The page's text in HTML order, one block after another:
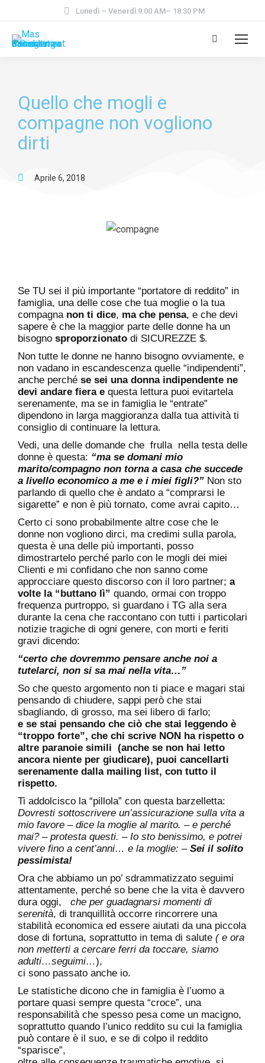
Lunedì – Venerdì 9:00 AM– 18:30 PM
Quello che mogli e
compagne non vogliono
dirti
Aprile 6, 2018
Se TU sei il più importante “portatore di reddito” in
famiglia, una delle cose che tua moglie o la tua
compagna non ti dice, ma che pensa, e che devi
sapere è che la maggior parte delle donne ha un
bisogno sproporzionato di SICUREZZE $.
Non tutte le donne ne hanno bisogno ovviamente, e
non vadano in escandescenza quelle “indipendenti”,
anche perché se sei una donna indipendente ne
devi andare fiera e questa lettura puoi evitartela
serenamente, ma se in famiglia le “entrate”
dipendono in larga maggioranza dalla tua attività ti
consiglio di continuare la lettura.
Vedi, una delle domande che frulla nella testa delle
donne è questa: “ma se domani mio
marito/compagno non torna a casa che succede
a livello economico a me e i miei figli?” Non sto
parlando di quello che è andato a “comprarsi le
sigarette” e non è più tornato, come avrai capito…
Certo ci sono probabilmente altre cose che le
donne non vogliono dirci, ma credimi sulla parola,
questa è una delle più importanti, posso
dimostrartelo perché parlo con le mogli dei miei
Clienti e mi confidano che non sanno come
approcciare questo discorso con il loro partner; a
volte la “buttano lì” quando, ormai con troppo
frequenza purtroppo, si guardano i TG alla sera
durante la cena che raccontano con tutti i particolari
notizie tragiche di ogni genere, con morti e feriti
gravi dicendo:
“certo che dovremmo pensare anche noi a
tutelarci, non si sa mai nella vita…”
So che questo argomento non ti piace e magari stai
pensando di chiudere, sappi però che stai
sbagliando, di grosso, ma sei libero di farlo;
e se stai pensando che ciò che stai leggendo è
“troppo forte”, che chi scrive NON ha rispetto o
altre paranoie simili (anche se non hai letto
ancora niente per giudicare), puoi cancellarti
serenamente dalla mailing list, con tutto il
rispetto.
Ti addolcisco la “pillola” con questa barzelletta:
Dovresti sottoscrivere un’assicurazione sulla vita a
mio favore – dice la moglie al marito. – e perché
mai? – protesta questi. – Io sto benissimo, e potrei
vivere fino a cent’anni… e la moglie: – Sei il solito
pessimista!
Ora che abbiamo un po’ sdrammatizzato seguimi
attentamente, perché so bene che la vita è davvero
dura oggi, che per guadagnarsi momenti di
serenità, di tranquillità occorre rincorrere una
stabilità economica ed essere aiutati da una piccola
dose di fortuna, soprattutto in tema di salute ( e ora
non metterti a cercare ferri da toccare, siamo
adulti…seguimi…),
ci sono passato anche io.
Le statistiche dicono che in famiglia è l’uomo a
portare quasi sempre questa “croce”, una
responsabilità che spesso pesa come un macigno,
soprattutto quando l’unico reddito su cui la famiglia
può contare è il suo, e se di colpo il reddito
“sparisce”,